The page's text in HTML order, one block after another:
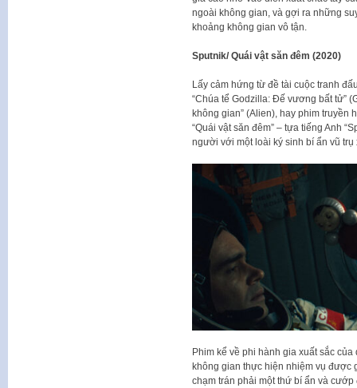
ngoài không gian, và gợi ra những
khoảng không gian vô tận.
Sputnik/ Quái vật săn đêm (2020)
Lấy cảm hứng từ đề tài cuộc tranh
“Chúa tể Godzilla: Đế vương bất tử”
không gian” (Alien), hay phim truyền
“Quái vật săn đêm” – tựa tiếng Anh
người với một loài ký sinh bí ẩn vũ
Phim kể về phi hành gia xuất sắc
không gian thực hiện nhiệm vụ được
chạm trán phải một thứ bí ẩn và